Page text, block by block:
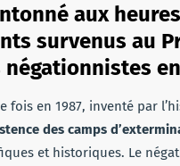
aux
survenus au
fois en 1987, inventé par
des camps
et historiques. Le